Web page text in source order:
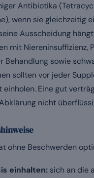
Antibiotika
wenn sie gleichzeitig
Ausscheidung
mit Niereninsuffizienz,
Behandlung sowie
sollten vor jeder
einholen. Eine gut
nicht
ohne Beschwerden
einhalten: sich an die